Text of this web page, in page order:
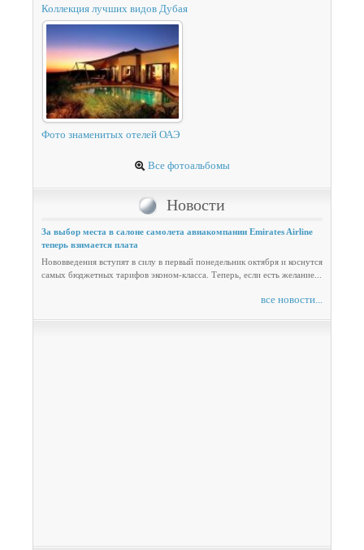
Коллекция лучших видов Дубая
Фото знаменитых отелей ОАЭ
Все фотоальбомы
Новости
За выбор места в салоне самолета авиакомпании Emirates Airline
теперь взимается плата
Нововведения вступят в силу в первый понедельник октября и коснутся
самых бюджетных тарифов эконом-класса. Теперь, если есть желание...
все новости...